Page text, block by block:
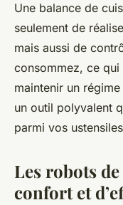
Une balance de
seulement de
mais aussi de
consommez, ce
maintenir un
un outil polyvalent
parmi vos
Les robots
confort et